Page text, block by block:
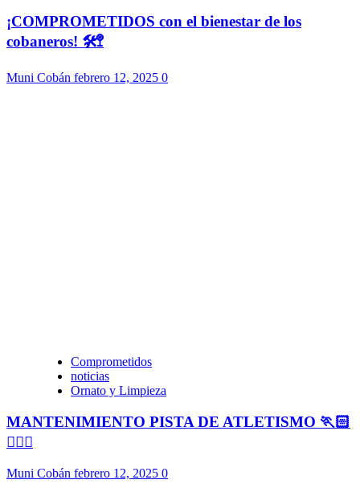
¡COMPROMETIDOS con el bienestar de los
cobaneros! 🛠️🚏
Muni Cobán febrero 12, 2025 0
Comprometidos
noticias
Ornato y Limpieza
MANTENIMIENTO PISTA DE ATLETISMO 🏃🏻
🏃🏻‍♀️
Muni Cobán febrero 12, 2025 0